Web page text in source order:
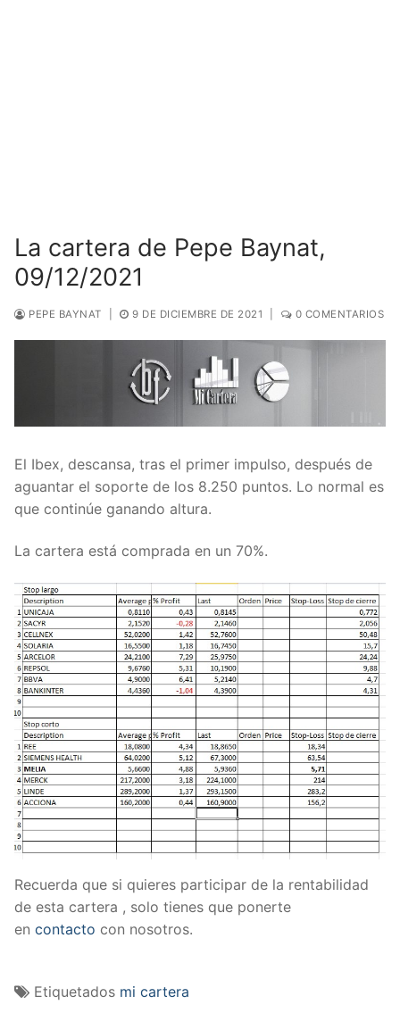
La cartera de Pepe Baynat,
09/12/2021
PEPE BAYNAT 9 DE DICIEMBRE DE 2021 0 COMENTARIOS
El Ibex, descansa, tras el primer impulso, después de
aguantar el soporte de los 8.250 puntos. Lo normal es
que continúe ganando altura.
La cartera está comprada en un 70%.
Recuerda que si quieres participar de la rentabilidad
de esta cartera , solo tienes que ponerte
en contacto con nosotros.
Etiquetados mi cartera